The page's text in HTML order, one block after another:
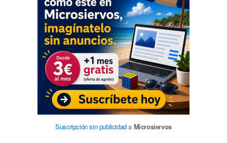
Suscripción sin publicidada Microsiervos